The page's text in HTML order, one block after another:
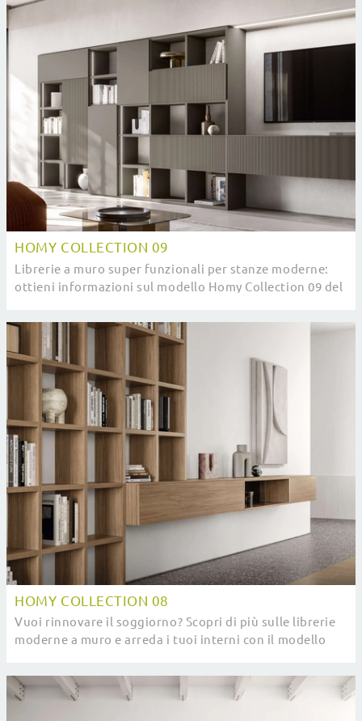
HOMY COLLECTION 09
Librerie a muro super funzionali per stanze moderne:
ottieni informazioni sul modello Homy Collection 09 del
HOMY COLLECTION 08
Vuoi rinnovare il soggiorno? Scopri di più sulle librerie
moderne a muro e arreda i tuoi interni con il modello